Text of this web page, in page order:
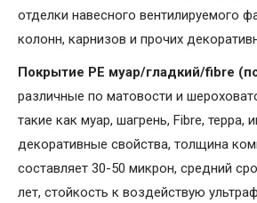
отделки навесного вентилируемого
колонн, карнизов и прочих
Покрытие PE муар/гладкий/fibre
различные по матовости и
такие как муар, шагрень, Fibrе, терра,
декоративные свойства, толщина
составляет 30-50 микрон, средний
лет, стойкость к воздействую